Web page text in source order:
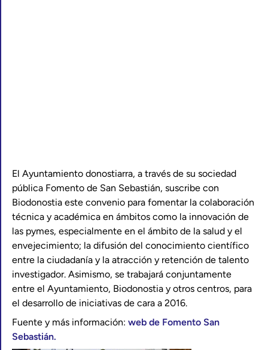
El Ayuntamiento donostiarra, a través de su sociedad
pública Fomento de San Sebastián, suscribe con
Biodonostia este convenio para fomentar la colaboración
técnica y académica en ámbitos como la innovación de
las pymes, especialmente en el ámbito de la salud y el
envejecimiento; la difusión del conocimiento científico
entre la ciudadanía y la atracción y retención de talento
investigador. Asimismo, se trabajará conjuntamente
entre el Ayuntamiento, Biodonostia y otros centros, para
el desarrollo de iniciativas de cara a 2016.
Fuente y más información: web de Fomento San
Sebastián.